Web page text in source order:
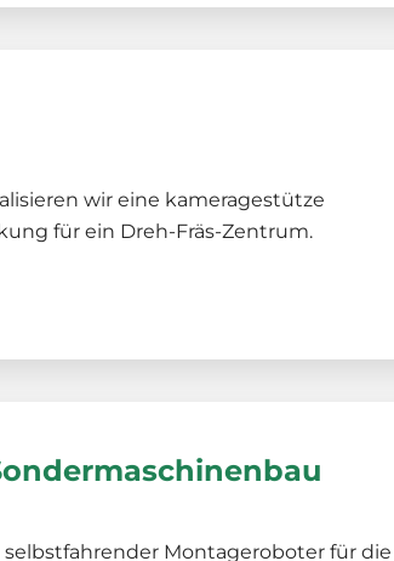
wir eine kameragestütze
für ein Dreh-Fräs-Zentrum.
Montageroboter für die